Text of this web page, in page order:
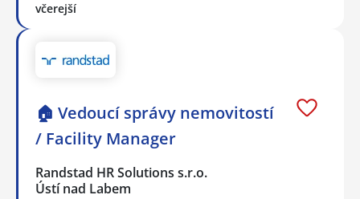
včerejší
🏠 Vedoucí správy nemovitostí
/ Facility Manager
Randstad HR Solutions s.r.o.
Ústí nad Labem